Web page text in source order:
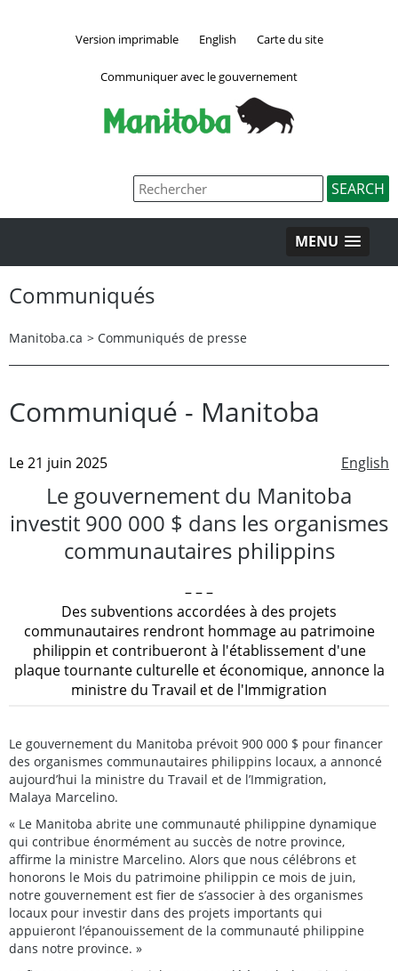
Version imprimable English Carte du site
Communiquer avec le gouvernement
MENU
Communiqués
Manitoba.ca > Communiqués de presse
Communiqué - Manitoba
English
Le 21 juin 2025
Le gouvernement du Manitoba
investit 900 000 $ dans les organismes
communautaires philippins
– – –
Des subventions accordées à des projets
communautaires rendront hommage au patrimoine
philippin et contribueront à l'établissement d'une
plaque tournante culturelle et économique, annonce la
ministre du Travail et de l'Immigration
Le gouvernement du Manitoba prévoit 900 000 $ pour financer
des organismes communautaires philippins locaux, a annoncé
aujourd’hui la ministre du Travail et de l’Immigration,
Malaya Marcelino.
« Le Manitoba abrite une communauté philippine dynamique
qui contribue énormément au succès de notre province,
affirme la ministre Marcelino. Alors que nous célébrons et
honorons le Mois du patrimoine philippin ce mois de juin,
notre gouvernement est fier de s’associer à des organismes
locaux pour investir dans des projets importants qui
appuieront l’épanouissement de la communauté philippine
dans notre province. »